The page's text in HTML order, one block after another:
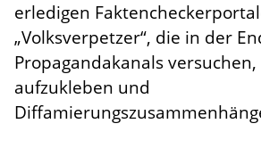
erledigen
„Volksverpetzer“, die in der
Propagandakanals
aufzukleben und